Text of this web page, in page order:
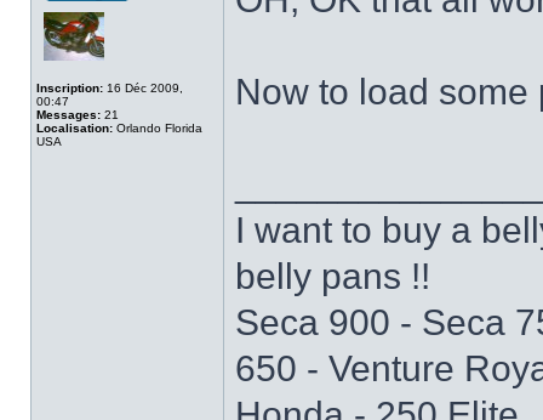
Inscription: 16 Déc 2009,
00:47
Messages: 21
Localisation: Orlando Florida
USA
Now to load some
I want to buy a
belly pans !!
Seca 900 - Seca
650 - Venture